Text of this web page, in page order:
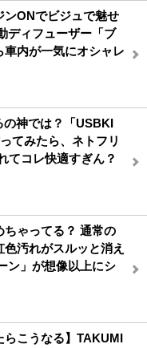
ンONでビジュで魅せ
ディフューザー「ブ
車内が一気にオシャレ
神では？「USBKI
てみたら、ネトフリ
てコレ快適すぎん？
ちゃってる？ 通常の
汚れがスルッと消え
ン」が想像以上にシ
らこうなる】TAKUMI